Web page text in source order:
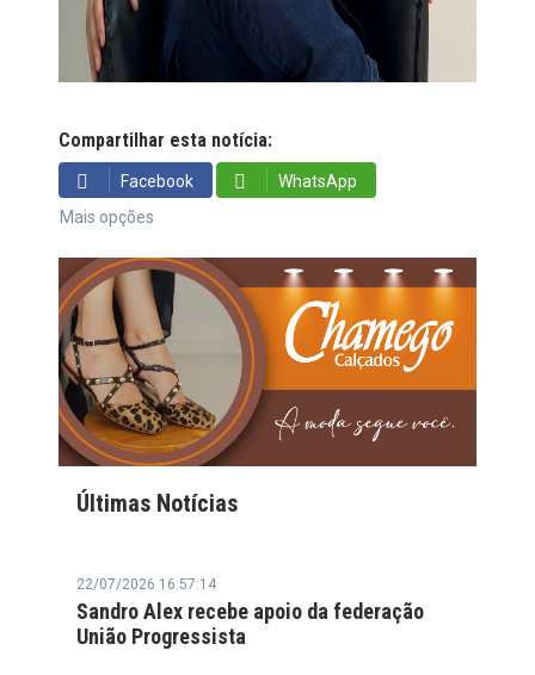
Compartilhar esta notícia:
Facebook
WhatsApp
Mais opções
Últimas Notícias
22/07/2026 16:57:14
Sandro Alex recebe apoio da federação
União Progressista